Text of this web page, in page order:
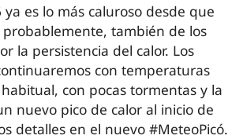
ya es lo más caluroso desde que
también de los
la persistencia del calor. Los
con temperaturas
con pocas tormentas y la
nuevo pico de calor al inicio de
detalles en el nuevo #MeteoPicó.